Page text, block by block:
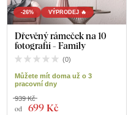
-26% VÝPRODEJ 🔥
Dřevěný rámeček na 10
fotografií - Family
(0)
Můžete mít doma už o 3
pracovní dny
od 699 Kč
939 Kč